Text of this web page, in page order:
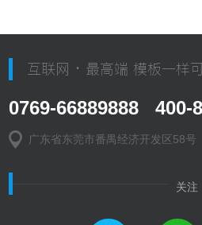
互联网 · 最高端 模板一样
0769-66889888 400-
广东省东莞市番禺经济开发区58号
关注